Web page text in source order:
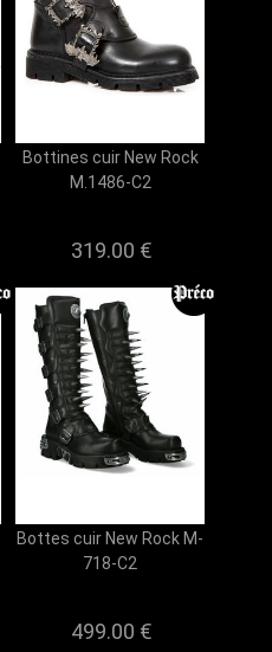
Bottines cuir New Rock
M.1486-C2
319.00 €
Bottes cuir New Rock M-
718-C2
499.00 €